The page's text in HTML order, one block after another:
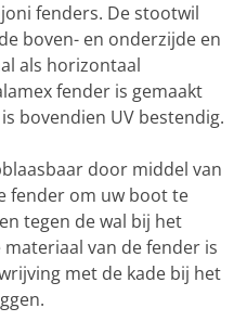
fenders. De stootwil
boven- en onderzijde en
als horizontaal
fender is gemaakt
bovendien UV bestendig.
door middel van
fender om uw boot te
tegen de wal bij het
van de fender is
met de kade bij het